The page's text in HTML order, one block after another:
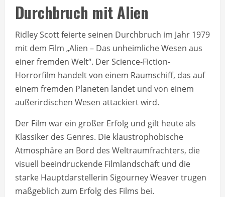
Durchbruch mit Alien
Ridley Scott feierte seinen Durchbruch im Jahr 1979
mit dem Film „Alien – Das unheimliche Wesen aus
einer fremden Welt“. Der Science-Fiction-
Horrorfilm handelt von einem Raumschiff, das auf
einem fremden Planeten landet und von einem
außerirdischen Wesen attackiert wird.
Der Film war ein großer Erfolg und gilt heute als
Klassiker des Genres. Die klaustrophobische
Atmosphäre an Bord des Weltraumfrachters, die
visuell beeindruckende Filmlandschaft und die
starke Hauptdarstellerin Sigourney Weaver trugen
maßgeblich zum Erfolg des Films bei.